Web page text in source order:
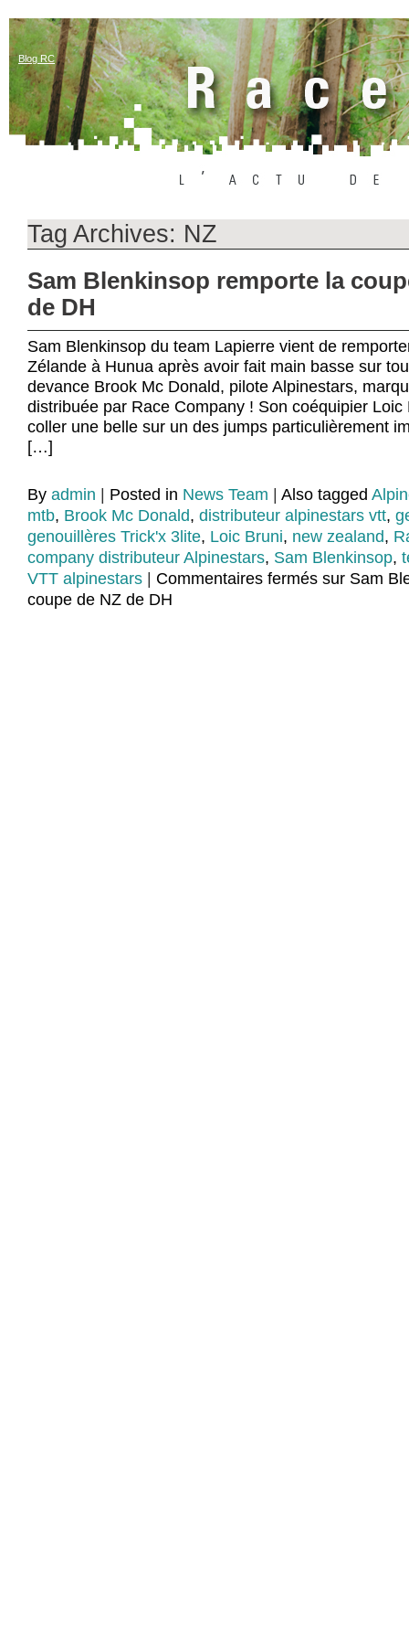
Blog RC
Tag Archives: NZ
Sam Blenkinsop remporte la
de DH
Sam Blenkinsop du team Lapierre vient de
Zélande à Hunua après avoir fait main basse sur
devance Brook Mc Donald, pilote Alpinestars,
distribuée par Race Company ! Son coéquipier Loic
coller une belle sur un des jumps particulièrement
[…]
By admin Posted in News Team Also tagged
mtb, Brook Mc Donald, distributeur alpinestars vtt,
genouillères Trick'x 3lite, Loic Bruni, new zealand,
company distributeur Alpinestars, Sam Blenkinsop,
VTT alpinestars
Commentaires fermés sur Sam
coupe de NZ de DH